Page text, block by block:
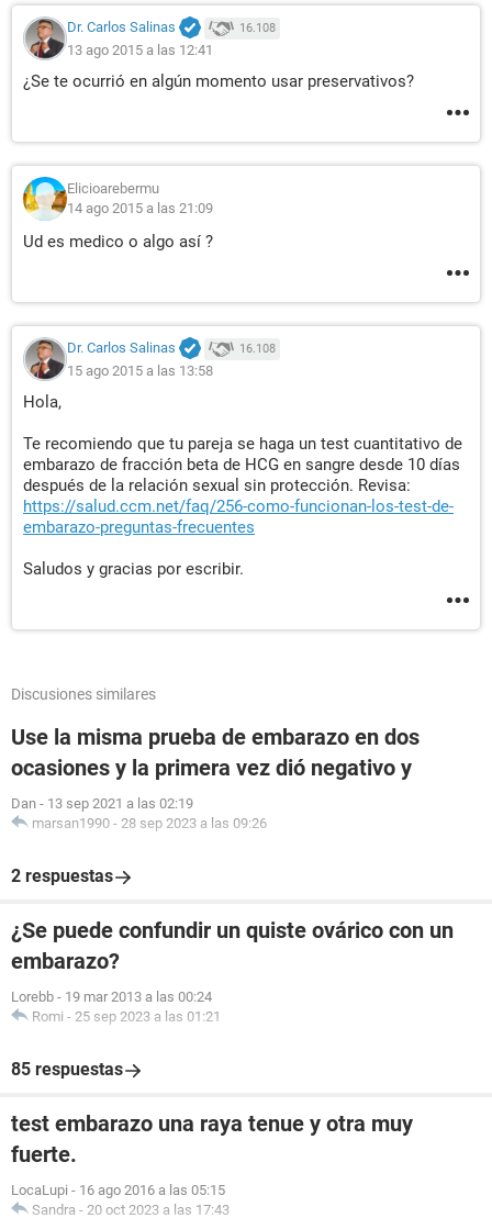
Dr. Carlos Salinas 16.108
13 ago 2015 a las 12:41
¿Se te ocurrió en algún momento usar preservativos?
Elicioarebermu
14 ago 2015 a las 21:09
Ud es medico o algo así ?
Dr. Carlos Salinas 16.108
15 ago 2015 a las 13:58
Hola,
Te recomiendo que tu pareja se haga un test cuantitativo de
embarazo de fracción beta de HCG en sangre desde 10 días
después de la relación sexual sin protección. Revisa:
https://salud.ccm.net/faq/256-como-funcionan-los-test-de-
embarazo-preguntas-frecuentes
Saludos y gracias por escribir.
Discusiones similares
Use la misma prueba de embarazo en dos
ocasiones y la primera vez dió negativo y
Dan - 13 sep 2021 a las 02:19
marsan1990 - 28 sep 2023 a las 09:26
2 respuestas
¿Se puede confundir un quiste ovárico con un
embarazo?
Lorebb - 19 mar 2013 a las 00:24
Romi - 25 sep 2023 a las 01:21
85 respuestas
test embarazo una raya tenue y otra muy
fuerte.
LocaLupi - 16 ago 2016 a las 05:15
Sandra - 20 oct 2023 a las 17:43